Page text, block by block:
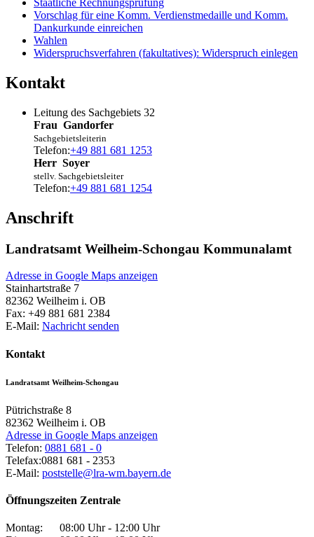
Staatliche Rechnungsprüfung
Vorschlag für eine Komm. Verdienstmedaille und Komm.
Dankurkunde einreichen
Wahlen
Widerspruchsverfahren (fakultatives): Widerspruch einlegen
Kontakt
Leitung des Sachgebiets 32
Frau Gandorfer
Sachgebietsleiterin
Telefon:+49 881 681 1253
Herr Soyer
stellv. Sachgebietsleiter
Telefon:+49 881 681 1254
Anschrift
Landratsamt Weilheim-Schongau Kommunalamt
Adresse in Google Maps anzeigen
Stainhartstraße 7
82362 Weilheim i. OB
Fax: +49 881 681 2384
E-Mail: Nachricht senden
Kontakt
Landratsamt Weilheim-Schongau
Pütrichstraße 8
82362 Weilheim i. OB
Adresse in Google Maps anzeigen
Telefon: 0881 681 - 0
Telefax:0881 681 - 2353
E-Mail: poststelle@lra-wm.bayern.de
Öffnungszeiten Zentrale
Montag:
08:00 Uhr - 12:00 Uhr